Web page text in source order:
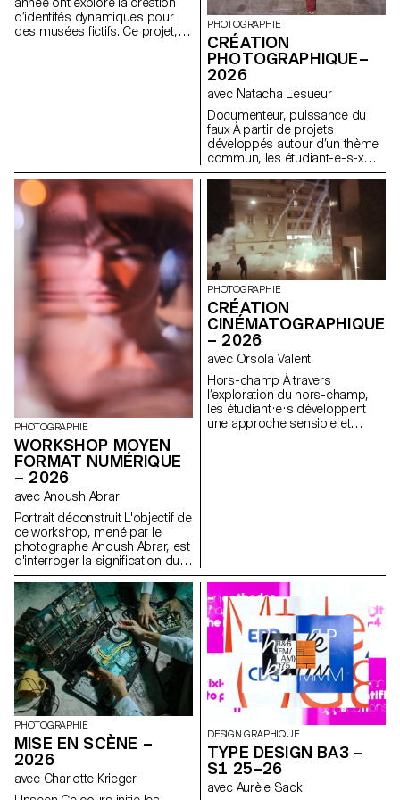
cartes de visite ainsi qu'une
affiche animée.
année ont exploré la création
d’identités dynamiques pour
des musées fictifs. Ce projet,
PHOTOGRAPHIE
CRÉATION
PHOTOGRAPHIQUE–
2026
avec Natacha Lesueur
Documenteur, puissance du
faux À partir de projets
développés autour d’un thème
commun, les étudiant-e-s-x
développent un travail
personnel et approfondi autour
de la thématique du faux-
semblant. Iels construisent un
projet qui joue avec les limites
de la véracité de la
photographie et l'utilisant
comme artifice du mensonge.
PHOTOGRAPHIE
WORKSHOP MOYEN
FORMAT NUMÉRIQUE
– 2026
avec Anoush Abrar
Portrait déconstruit L'objectif de
ce workshop, mené par le
photographe Anoush Abrar, est
d'interroger la signification du
portrait contemporain. En
suivant la notion du "portrait
déconstruit" les étudiants-es-x
ont réalisé une image par
groupes de deux. La semaine
de workshop Moyen format
digital est à la fois une initiation
au matériel de prise de vue et
au logiciels dédiés.
PHOTOGRAPHIE
CRÉATION
CINÉMATOGRAPHIQUE
– 2026
avec Orsola Valenti
Hors-champ À travers
l’exploration du hors-champ,
les étudiant·e·s développent
une approche sensible et
PHOTOGRAPHIE
MISE EN SCÈNE –
2026
avec Charlotte Krieger
DESIGN GRAPHIQUE
TYPE DESIGN BA3 –
S1 25–26
avec Aurèle Sack